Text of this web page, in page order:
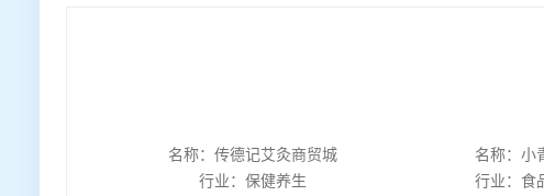
名称：传德记艾灸商贸城
行业：保健养生
名称：小
行业：食